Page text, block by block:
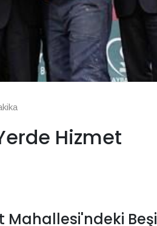
Hizmet
Mahallesi'ndeki Beşi